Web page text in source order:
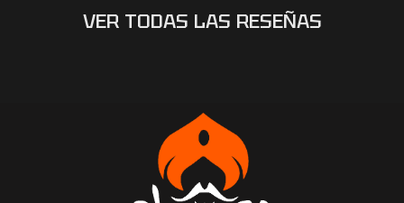
VER TODAS LAS RESEÑAS